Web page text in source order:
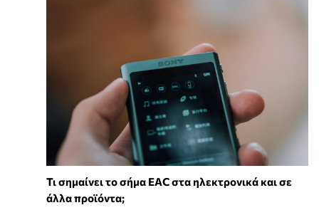
Τι σημαίνει το σήμα EAC στα ηλεκτρονικά και σε
άλλα προϊόντα;